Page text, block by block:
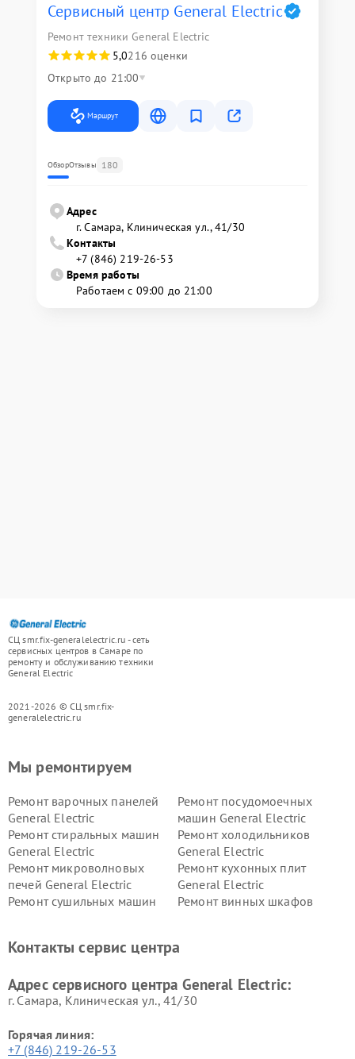
Сервисный центр General Electric
Ремонт техники General Electric
5,0216 оценки
Открыто до 21:00
Маршрут
ОбзорОтзывы 180
Адрес
г. Самара, Клиническая ул., 41/30
Контакты
+7 (846) 219-26-53
Время работы
Работаем с 09:00 до 21:00
СЦ smr.fix-generalelectric.ru - сеть
сервисных центров в Самаре по
ремонту и обслуживанию техники
General Electric
2021-2026 © СЦ smr.fix-
generalelectric.ru
Мы ремонтируем
Ремонт варочных панелей
General Electric
Ремонт посудомоечных
машин General Electric
Ремонт стиральных машин
General Electric
Ремонт холодильников
General Electric
Ремонт микроволновых
печей General Electric
Ремонт кухонных плит
General Electric
Ремонт сушильных машин
Ремонт винных шкафов
Electric
General Electric
Контакты сервис центра
Адрес сервисного центра General Electric:
г. Самара, Клиническая ул., 41/30
Горячая линия:
+7 (846) 219-26-53